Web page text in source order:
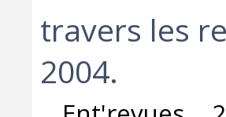
travers les
2004.‎